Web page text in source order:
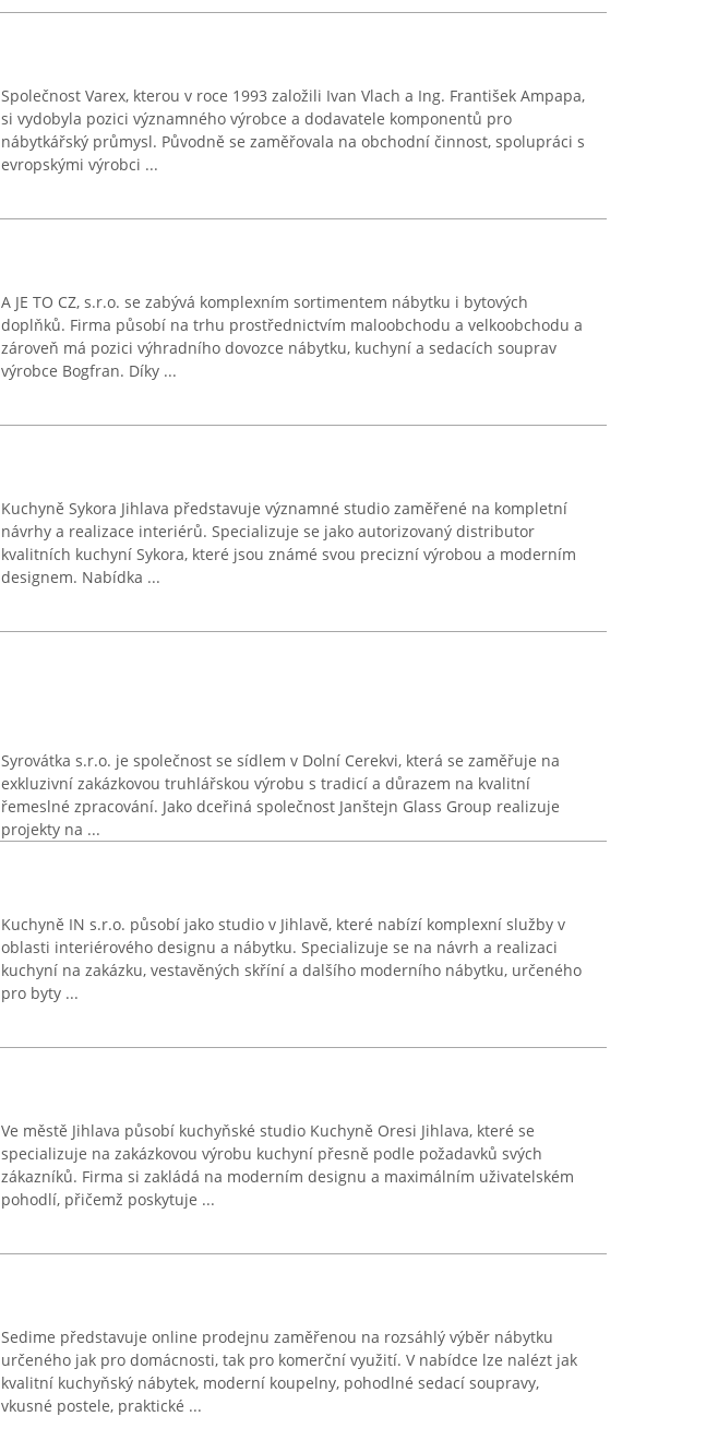
Společnost Varex, kterou v roce 1993 založili Ivan Vlach a Ing. František Ampapa,
si vydobyla pozici významného výrobce a dodavatele komponentů pro
nábytkářský průmysl. Původně se zaměřovala na obchodní činnost, spolupráci s
evropskými výrobci ...
A JE TO CZ, s.r.o. se zabývá komplexním sortimentem nábytku i bytových
doplňků. Firma působí na trhu prostřednictvím maloobchodu a velkoobchodu a
zároveň má pozici výhradního dovozce nábytku, kuchyní a sedacích souprav
výrobce Bogfran. Díky ...
Kuchyně Sykora Jihlava představuje významné studio zaměřené na kompletní
návrhy a realizace interiérů. Specializuje se jako autorizovaný distributor
kvalitních kuchyní Sykora, které jsou známé svou precizní výrobou a moderním
designem. Nabídka ...
Syrovátka s.r.o. je společnost se sídlem v Dolní Cerekvi, která se zaměřuje na
exkluzivní zakázkovou truhlářskou výrobu s tradicí a důrazem na kvalitní
řemeslné zpracování. Jako dceřiná společnost Janštejn Glass Group realizuje
projekty na ...
Kuchyně IN s.r.o. působí jako studio v Jihlavě, které nabízí komplexní služby v
oblasti interiérového designu a nábytku. Specializuje se na návrh a realizaci
kuchyní na zakázku, vestavěných skříní a dalšího moderního nábytku, určeného
pro byty ...
Ve městě Jihlava působí kuchyňské studio Kuchyně Oresi Jihlava, které se
specializuje na zakázkovou výrobu kuchyní přesně podle požadavků svých
zákazníků. Firma si zakládá na moderním designu a maximálním uživatelském
pohodlí, přičemž poskytuje ...
Sedime představuje online prodejnu zaměřenou na rozsáhlý výběr nábytku
určeného jak pro domácnosti, tak pro komerční využití. V nabídce lze nalézt jak
kvalitní kuchyňský nábytek, moderní koupelny, pohodlné sedací soupravy,
vkusné postele, praktické ...